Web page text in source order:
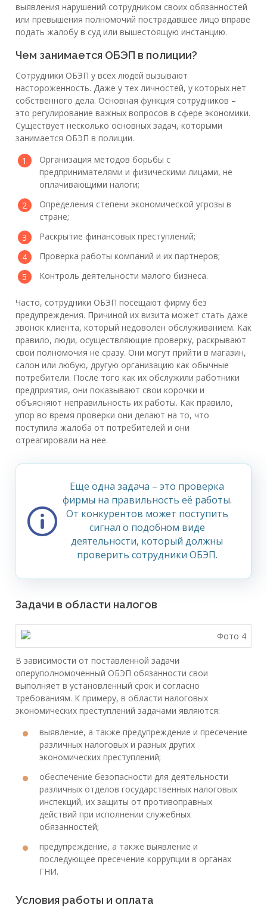
выявления нарушений сотрудником своих обязанностей
или превышения полномочий пострадавшее лицо вправе
подать жалобу в суд или вышестоящую инстанцию.
Чем занимается ОБЭП в полиции?
Сотрудники ОБЭП у всех людей вызывают
настороженность. Даже у тех личностей, у которых нет
собственного дела. Основная функция сотрудников –
это регулирование важных вопросов в сфере экономики.
Существует несколько основных задач, которыми
занимается ОБЭП в полиции.
Организация методов борьбы с
предпринимателями и физическими лицами, не
оплачивающими налоги;
Определения степени экономической угрозы в
стране;
Раскрытие финансовых преступлений;
Проверка работы компаний и их партнеров;
Контроль деятельности малого бизнеса.
Часто, сотрудники ОБЭП посещают фирму без
предупреждения. Причиной их визита может стать даже
звонок клиента, который недоволен обслуживанием. Как
правило, люди, осуществляющие проверку, раскрывают
свои полномочия не сразу. Они могут прийти в магазин,
салон или любую, другую организацию как обычные
потребители. После того как их обслужили работники
предприятия, они показывают свои корочки и
объясняют неправильность их работы. Как правило,
упор во время проверки они делают на то, что
поступила жалоба от потребителей и они
отреагировали на нее.
Еще одна задача – это проверка
фирмы на правильность её работы.
От конкурентов может поступить
сигнал о подобном виде
деятельности, который должны
проверить сотрудники ОБЭП.
Задачи в области налогов
В зависимости от поставленной задачи
оперуполномоченный ОБЭП обязанности свои
выполняет в установленный срок и согласно
требованиям. К примеру, в области налоговых
экономических преступлений задачами являются:
выявление, а также предупреждение и пресечение
различных налоговых и разных других
экономических преступлений;
обеспечение безопасности для деятельности
различных отделов государственных налоговых
инспекций, их защиты от противоправных
действий при исполнении служебных
обязанностей;
предупреждение, а также выявление и
последующее пресечение коррупции в органах
ГНИ.
Условия работы и оплата